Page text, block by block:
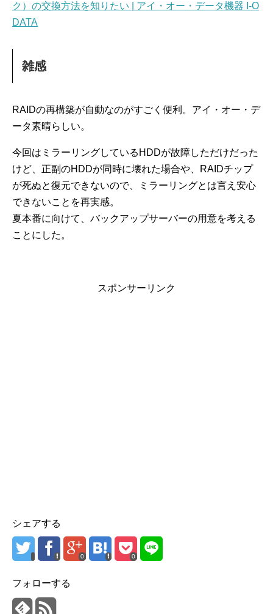
ク）の交換方法を知りたい | アイ・オー・データ機器 I-O
DATA
雑感
RAIDの再構築が自動なのがすごく便利。アイ・オー・デ
ータ素晴らしい。
今回はミラーリングしているHDDが故障しただけだった
けど、正副のHDDが同時に壊れた場合や、RAIDチップ
が死ぬと復元できないので、ミラーリングとは言え安心
できないことを再実感。
夏本番に向けて、バックアップサーバーの用意を考える
ことにした。
スポンサーリンク
シェアする
0 0
フォローする